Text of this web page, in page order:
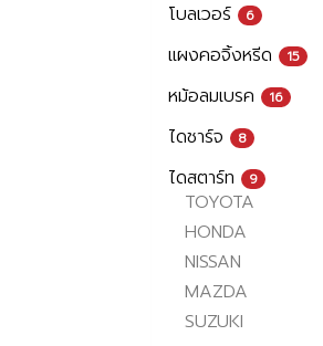
โบลเวอร์ 6
แผงคอจิ้งหรีด 15
หม้อลมเบรค 16
ไดชาร์จ 8
ไดสตาร์ท 9
TOYOTA
HONDA
NISSAN
MAZDA
SUZUKI